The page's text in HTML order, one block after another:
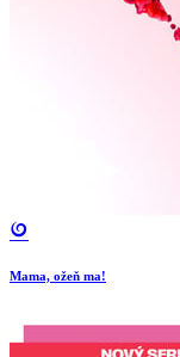
Mama, ožeň ma!